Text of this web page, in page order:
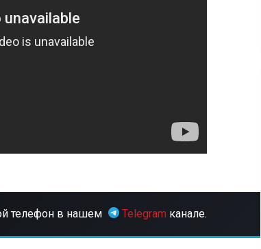
телефон в нашем Telegramканале.